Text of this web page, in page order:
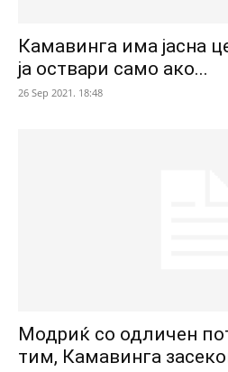
Камавинга има јасна
ја оствари само ако...
26 Sep 2021. 18:48
Модриќ со одличен
тим, Камавинга